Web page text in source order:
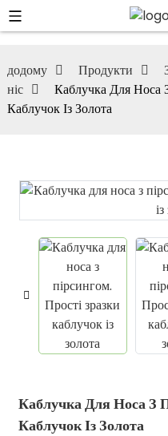
додому Продукти
ніс
Каблучка Для Носа
Каблучок Із Золота
Каблучка Для Носа З
Каблучок Із Золота